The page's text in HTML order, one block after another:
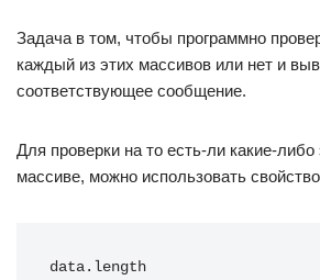
Задача в том, чтобы программно
каждый из этих массивов или нет и
соответствующее сообщение.
Для проверки на то есть-ли какие-
массиве, можно использовать
data.length